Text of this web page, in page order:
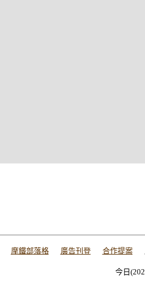
摩鐵部落格 廣告刊登 合作提案
今日